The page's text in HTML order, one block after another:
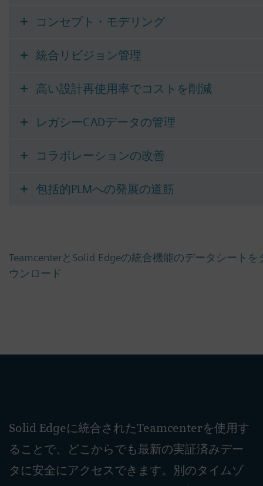
コンセプト・モデリング
統合リビジョン管理
高い設計再使用率でコストを削減
レガシーCADデータの管理
コラボレーションの改善
包括的PLMへの発展の道筋
TeamcenterとSolid Edgeの統合機能のデータシートを
ウンロード
Solid Edgeに統合されたTeamcenterを使用す
ることで、どこからでも最新の実証済みデー
タに安全にアクセスできます。別のタイムゾ